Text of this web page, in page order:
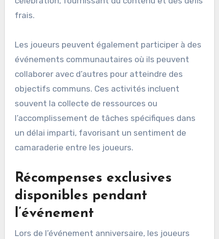
frais.
Les joueurs peuvent également participer à des
événements communautaires où ils peuvent
collaborer avec d’autres pour atteindre des
objectifs communs. Ces activités incluent
souvent la collecte de ressources ou
l’accomplissement de tâches spécifiques dans
un délai imparti, favorisant un sentiment de
camaraderie entre les joueurs.
Récompenses exclusives
disponibles pendant
l’événement
Lors de l’événement anniversaire, les joueurs